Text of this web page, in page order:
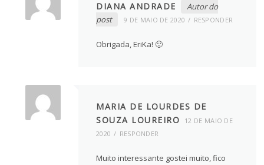
DIANA ANDRADE
Autor do
post
9 DE MAIO DE 2020 RESPONDER
Obrigada, EriKa! 🙂
MARIA DE LOURDES DE
SOUZA LOUREIRO
12 DE MAIO DE
2020
RESPONDER
Muito interessante gostei muito, fico